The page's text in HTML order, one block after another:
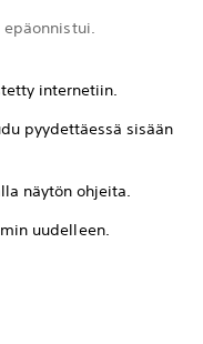
internetiin.
pyydettäessä sisään
näytön ohjeita.
uudelleen.